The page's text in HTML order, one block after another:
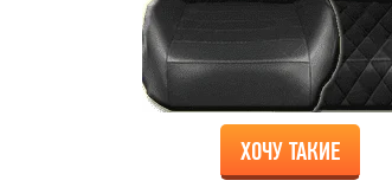
ХОЧУ ТАКИЕ